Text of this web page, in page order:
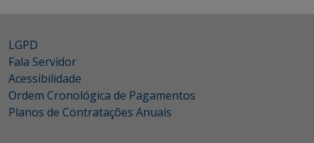
LGPD
Fala Servidor
Acessibilidade
Ordem Cronológica de Pagamentos
Planos de Contratações Anuais